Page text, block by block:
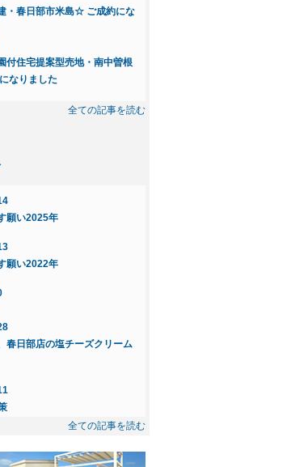
・春日部市米島☆ ご成約にな
付住宅提案型売地・南中曽根
なりました
インフィニガーデン藤塚Q
◆◇屋上庭園付住宅提案
～
付住宅提案型売地・新宿新田
なりました
ニガーデン下間久里☆ ご成約
全ての記事を読む
願い2025年
願い2022年
春日部店の塩チーズクリーム
全ての記事を読む